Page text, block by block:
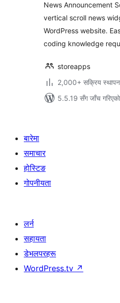
News Announcement
vertical scroll news
WordPress website.
coding knowledge
storeapps
2,000+ सक्रिय
5.5.19 सँग जाँच गरिएको
बारेमा
समाचार
होस्टिङ
गोपनीयता
लर्न
सहायता
डेभलपरहरू
WordPress.tv ↗